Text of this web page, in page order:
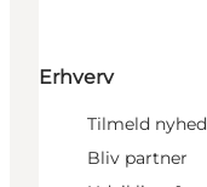
Erhverv
Tilmeld
Bliv partner